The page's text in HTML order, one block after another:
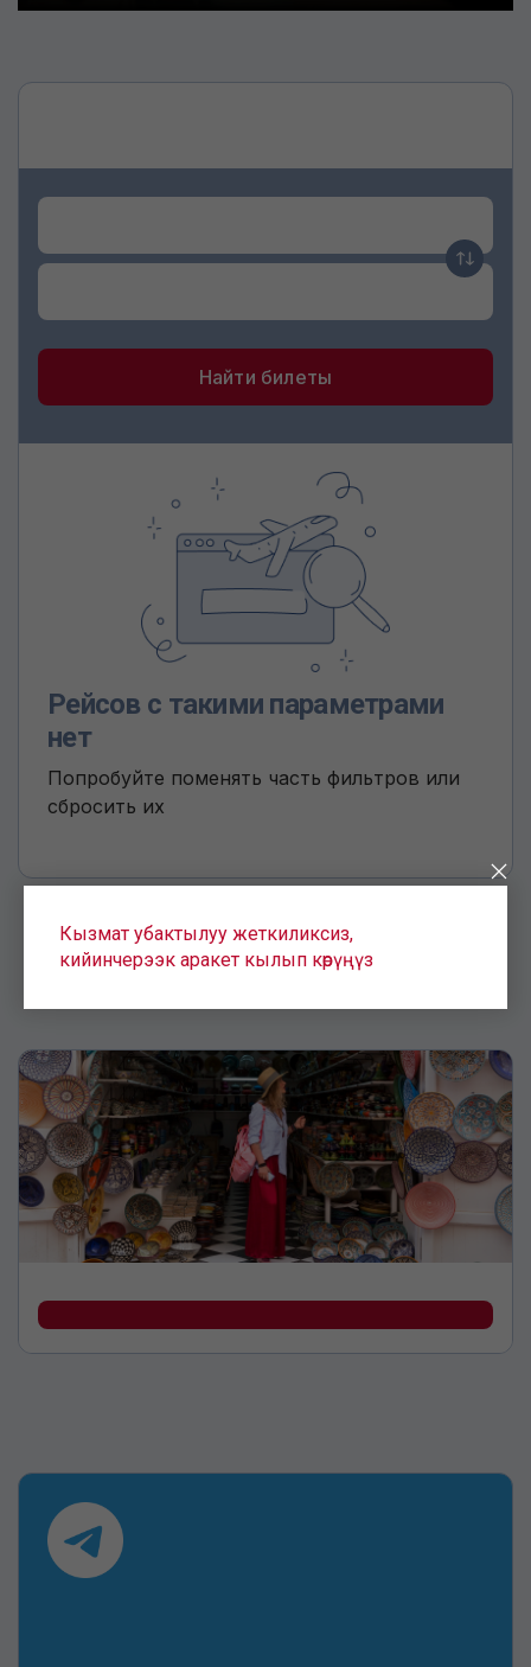
Найти билеты
Рейсов с такими параметрами
нет
Попробуйте поменять часть фильтров или
сбросить их
Кызмат убактылуу жеткиликсиз,
кийинчерээк аракет кылып көрүңүз